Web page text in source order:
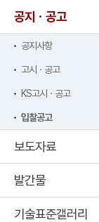
공지ㆍ공고
공지사항
고시ㆍ공고
KS고시ㆍ공고
입찰공고
보도자료
발간물
기술표준갤러리